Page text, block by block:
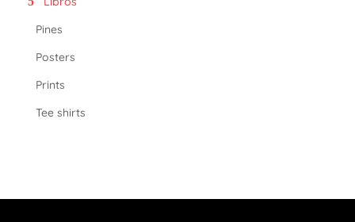
Pines
Posters
Prints
Tee shirts